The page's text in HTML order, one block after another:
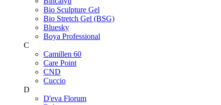
Bio Sculpture Gel
Bio Stretch Gel (BSG)
Bluesky
Boya Professional
C
Camillen 60
Care Point
CND
Cuccio
D
D'eva Florum